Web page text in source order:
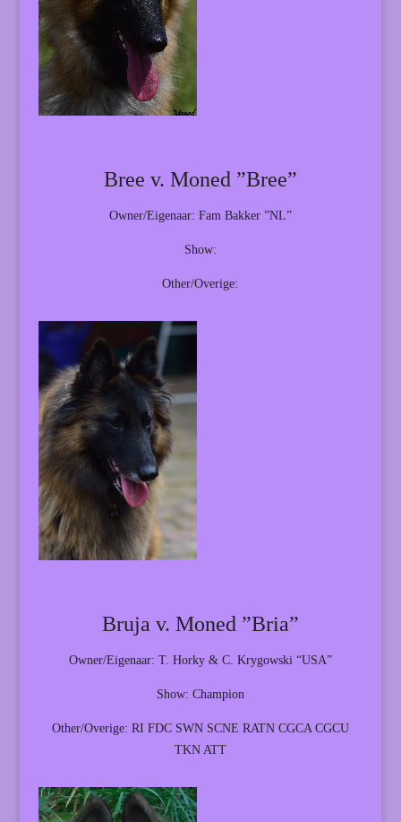
Bree v. Moned ”Bree”
Owner/Eigenaar: Fam Bakker ”NL”
Show:
Other/Overige:
Bruja v. Moned ”Bria”
Owner/Eigenaar: T. Horky & C. Krygowski “USA”
Show: Champion
Other/Overige: RI FDC SWN SCNE RATN CGCA CGCU
TKN ATT